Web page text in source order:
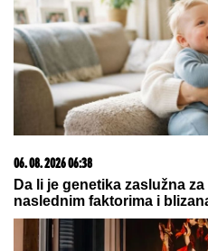
05. 08. 2026 14:12
Koliko visoku temperaturu